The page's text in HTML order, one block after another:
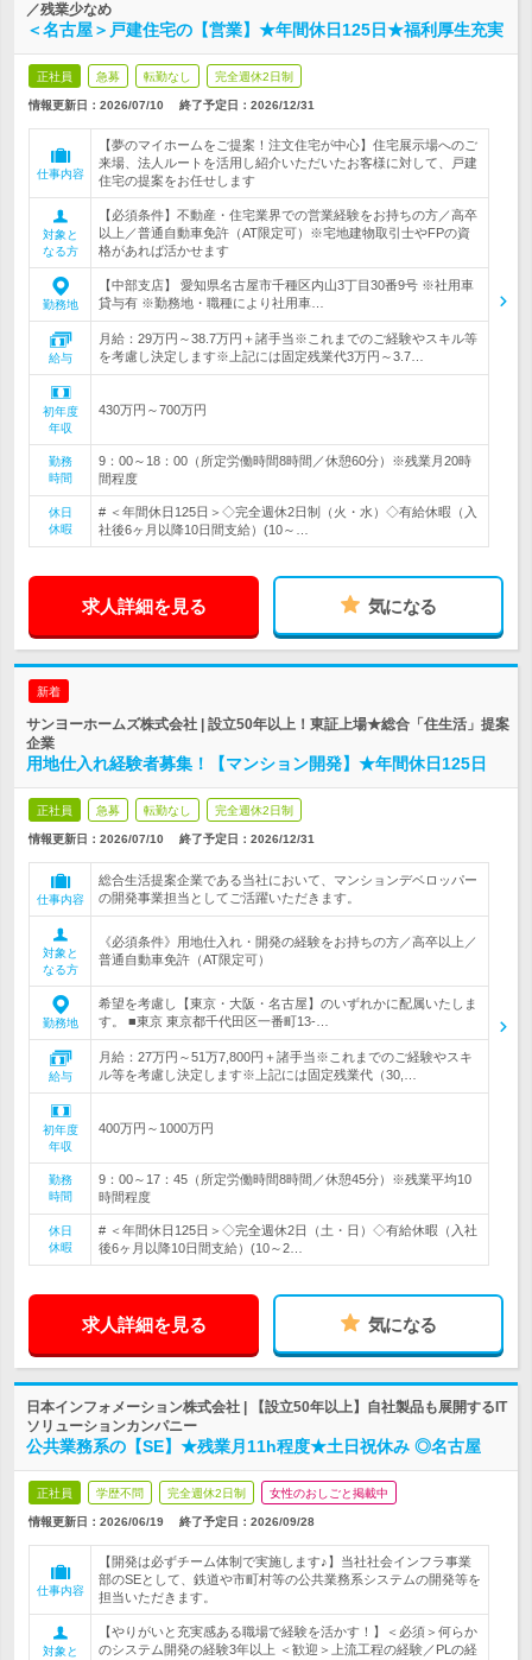
／残業少なめ
＜名古屋＞戸建住宅の【営業】★年間休日125日★福利厚生充実
正社員 急募 転勤なし 完全週休2日制
情報更新日：2026/07/10 終了予定日： 2026/12/31
仕事内容
【夢のマイホームをご提案！注文住宅が中心】住宅展示場へのご
来場、法人ルートを活用し紹介いただいたお客様に対して、戸建
住宅の提案をお任せします
対象と
なる方
【必須条件】不動産・住宅業界での営業経験をお持ちの方／高卒
以上／普通自動車免許（AT限定可）※宅地建物取引士やFPの資
格があれば活かせます
勤務地
【中部支店】 愛知県名古屋市千種区内山3丁目30番9号 ※社用車
貸与有 ※勤務地・職種により社用車…
給与
月給：29万円～38.7万円＋諸手当※これまでのご経験やスキル等
を考慮し決定します※上記には固定残業代3万円～3.7…
初年度
年収
430万円～700万円
勤務
時間
9：00～18：00（所定労働時間8時間／休憩60分）※残業月20時
間程度
休日
休暇
# ＜年間休日125日＞◇完全週休2日制（火・水）◇有給休暇（入
社後6ヶ月以降10日間支給）(10～…
求人詳細を見る 気になる
新着
サンヨーホームズ株式会社 | 設立50年以上！東証上場★総合「住生活」提案
企業
用地仕入れ経験者募集！【マンション開発】★年間休日125日
正社員 急募 転勤なし 完全週休2日制
情報更新日：2026/07/10 終了予定日： 2026/12/31
仕事内容
総合生活提案企業である当社において、マンションデベロッパー
の開発事業担当としてご活躍いただきます。
対象と
なる方
《必須条件》用地仕入れ・開発の経験をお持ちの方／高卒以上／
普通自動車免許（AT限定可）
勤務地
希望を考慮し【東京・大阪・名古屋】のいずれかに配属いたしま
す。 ■東京 東京都千代田区一番町13-…
給与
月給：27万円～51万7,800円＋諸手当※これまでのご経験やスキ
ル等を考慮し決定します※上記には固定残業代（30,…
初年度
年収
400万円～1000万円
勤務
時間
9：00～17：45（所定労働時間8時間／休憩45分）※残業平均10
時間程度
休日
休暇
# ＜年間休日125日＞◇完全週休2日（土・日）◇有給休暇（入社
後6ヶ月以降10日間支給）(10～2…
求人詳細を見る 気になる
日本インフォメーション株式会社 | 【設立50年以上】自社製品も展開するIT
ソリューションカンパニー
公共業務系の【SE】★残業月11h程度★土日祝休み ◎名古屋
正社員 学歴不問 完全週休2日制 女性のおしごと掲載中
情報更新日：2026/06/19 終了予定日： 2026/09/28
仕事内容
【開発は必ずチーム体制で実施します♪】当社社会インフラ事業
部のSEとして、鉄道や市町村等の公共業務系システムの開発等を
担当いただきます。
対象と
【やりがいと充実感ある職場で経験を活かす！】＜必須＞何らか
のシステム開発の経験3年以上 ＜歓迎＞上流工程の経験／PLの経